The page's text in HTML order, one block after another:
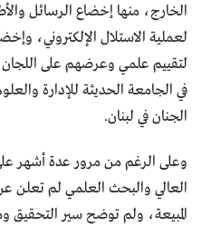
الخارج، منها إخضاع الرسائل
لعملية الاستلال الإلكتروني،
لتقييم علمي وعرضهم على اللجان
في الجامعة الحديثة للإدارة
الجنان في لبنان.
وعلى الرغم من مرور عدة أشهر
العالي والبحث العلمي لم تعلن
المبيعة، ولم توضح سير التحقيق